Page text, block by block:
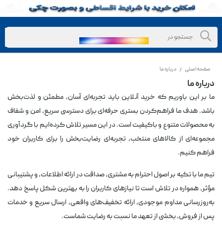
صفحه اصلی / درباره ما
درباره ما
ما بر این باوریم که خرید آنلاین باید تجربه‌ای آسان، مطمئن و لذت‌بخش
باشد. هدف ما فراهم‌کردن بستری حرفه‌ای برای دسترسی سریع، امن و شفاف
به محصولات متنوع و باکیفیت است. در این مسیر تلاش کرده‌ایم با گردآوری
مجموعه‌ای از کالاهای منتخب، تجربه‌ای رضایت‌بخش را برای کاربران خود
فراهم کنیم.
تیم ما با تکیه بر اصول احترام به مشتری، صداقت در ارائه اطلاعات، و پشتیبانی
مؤثر، همواره در تلاش است تا نیازهای کاربران را به بهترین شکل پاسخ دهد.
به‌روزرسانی مداوم موجودی، ارائه تخفیف‌های واقعی، ارسال سریع و خدمات
پس از فروش، بخشی از تعهد ما نسبت به رضایت شماست.